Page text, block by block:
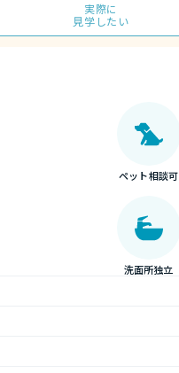
実際に
見学したい
ペット相談可
洗面所独立